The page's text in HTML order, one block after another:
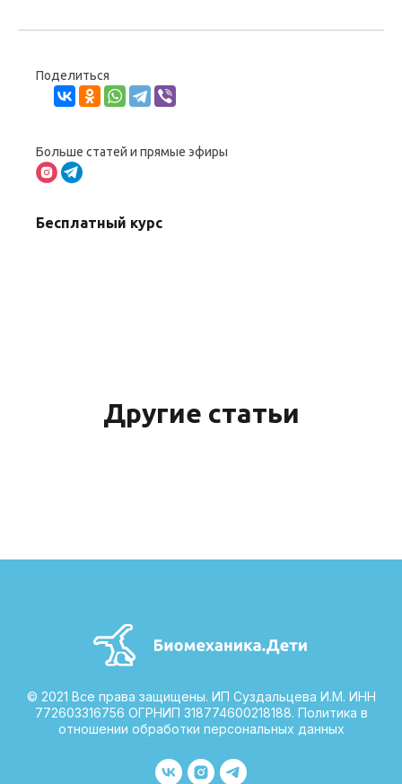
Поделиться
Больше статей и прямые эфиры
Бесплатный курс
Другие статьи
© 2021 Все права защищены. ИП Суздальцева И.М. ИНН
772603316756 ОГРНИП 318774600218188. Политика в
отношении обработки персональных данных